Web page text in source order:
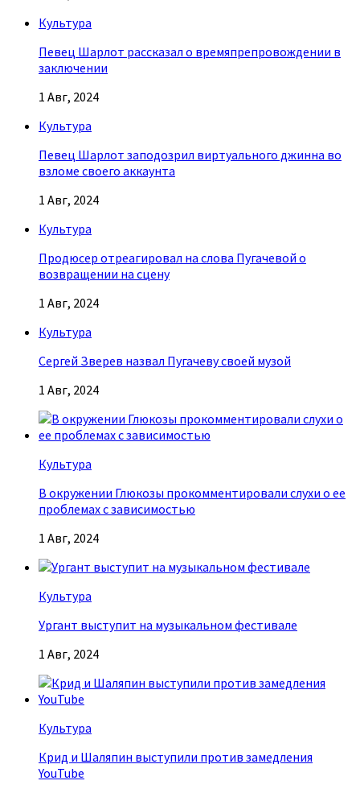
Культура
Певец Шарлот рассказал о времяпрепровождении в
заключении
1 Авг, 2024
Культура
Певец Шарлот заподозрил виртуального джинна во
взломе своего аккаунта
1 Авг, 2024
Культура
Продюсер отреагировал на слова Пугачевой о
возвращении на сцену
1 Авг, 2024
Культура
Сергей Зверев назвал Пугачеву своей музой
1 Авг, 2024
Культура
В окружении Глюкозы прокомментировали слухи о ее
проблемах с зависимостью
1 Авг, 2024
Культура
Ургант выступит на музыкальном фестивале
1 Авг, 2024
Культура
Крид и Шаляпин выступили против замедления
YouTube